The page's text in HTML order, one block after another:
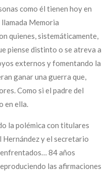
como él tienen hoy en
Memoria
quienes, sistemáticamente,
piense distinto o se atreva a
externos y fomentando la
ganar una guerra que,
Como si el padre del
en ella.
la polémica con titulares
y el secretario
84 años
las afirmaciones